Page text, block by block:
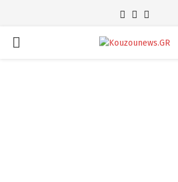
Facebook
Instagram
PRIMARY